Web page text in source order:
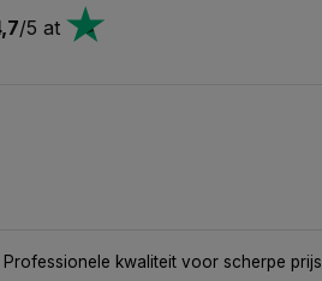
/5 at
Professionele kwaliteit voor scherpe prijs